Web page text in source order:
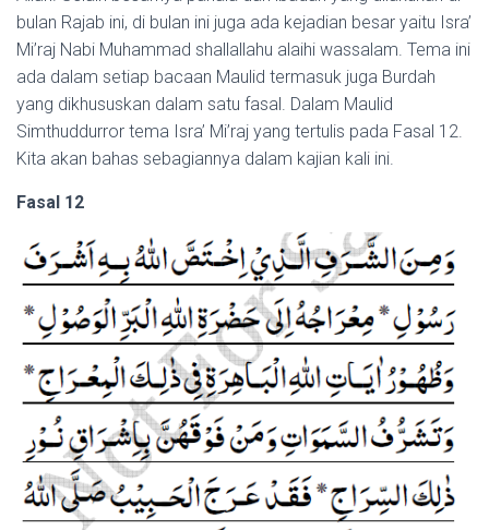
bulan Rajab ini, di bulan ini juga ada kejadian besar yaitu Isra’
Mi’raj Nabi Muhammad shallallahu alaihi wassalam. Tema ini
ada dalam setiap bacaan Maulid termasuk juga Burdah
yang dikhususkan dalam satu fasal. Dalam Maulid
Simthuddurror tema Isra’ Mi’raj yang tertulis pada Fasal 12.
Kita akan bahas sebagiannya dalam kajian kali ini.
Fasal 12